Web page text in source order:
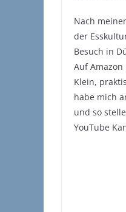
Nach
der
Besuch in
Auf
Klein,
habe mich
und so
YouTube